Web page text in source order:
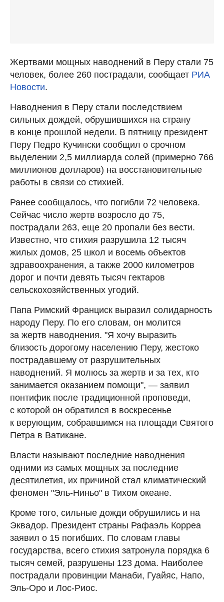
Жертвами мощных наводнений в Перу стали 75
человек, более 260 пострадали, сообщает РИА
Новости.
Наводнения в Перу стали последствием
сильных дождей, обрушившихся на страну
в конце прошлой недели. В пятницу президент
Перу Педро Кучински сообщил о срочном
выделении 2,5 миллиарда солей (примерно 766
миллионов долларов) на восстановительные
работы в связи со стихией.
Ранее сообщалось, что погибли 72 человека.
Сейчас число жертв возросло до 75,
пострадали 263, еще 20 пропали без вести.
Известно, что стихия разрушила 12 тысяч
жилых домов, 25 школ и восемь объектов
здравоохранения, а также 2000 километров
дорог и почти девять тысяч гектаров
сельскохозяйственных угодий.
Папа Римский Франциск выразил солидарность
народу Перу. По его словам, он молится
за жертв наводнения. "Я хочу выразить
близость дорогому населению Перу, жестоко
пострадавшему от разрушительных
наводнений. Я молюсь за жертв и за тех, кто
занимается оказанием помощи", — заявил
понтифик после традиционной проповеди,
с которой он обратился в воскресенье
к верующим, собравшимся на площади Святого
Петра в Ватикане.
Власти называют последние наводнения
одними из самых мощных за последние
десятилетия, их причиной стал климатический
феномен "Эль-Ниньо" в Тихом океане.
Кроме того, сильные дожди обрушились и на
Эквадор. Президент страны Рафаэль Корреа
заявил о 15 погибших. По словам главы
государства, всего стихия затронула порядка 6
тысяч семей, разрушены 123 дома. Наиболее
пострадали провинции Манаби, Гуайяс, Напо,
Эль-Оро и Лос-Риос.